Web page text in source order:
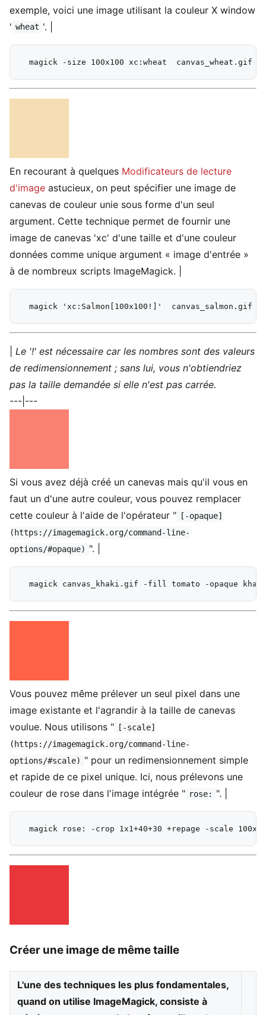
exemple, voici une image utilisant la couleur X window
' wheat '. |
En recourant à quelques Modificateurs de lecture
d'image astucieux, on peut spécifier une image de
canevas de couleur unie sous forme d'un seul
argument. Cette technique permet de fournir une
image de canevas 'xc' d'une taille et d'une couleur
données comme unique argument « image d'entrée »
à de nombreux scripts ImageMagick. |
Le '!' est nécessaire car les nombres sont des valeurs
de redimensionnement ; sans lui, vous n'obtiendriez
pas la taille demandée si elle n'est pas carrée.
---|---
Si vous avez déjà créé un canevas mais qu'il vous en
faut un d'une autre couleur, vous pouvez remplacer
cette couleur à l'aide de l'opérateur "
[-opaque]
(https://imagemagick.org/command-line-
options/#opaque) ". |
Vous pouvez même prélever un seul pixel dans une
image existante et l'agrandir à la taille de canevas
voulue. Nous utilisons "
[-scale]
(https://imagemagick.org/command-line-
options/#scale) " pour un redimensionnement simple
et rapide de ce pixel unique. Ici, nous prélevons une
couleur de rose dans l'image intégrée " rose: ". |
Créer une image de même taille
L'une des techniques les plus fondamentales,
quand on utilise ImageMagick, consiste à